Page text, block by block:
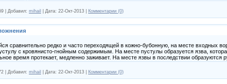
Добавил: mihail Дата: 22-Окт-2013 Комментарии (0)
сравнительно редко и часто переходящей в кожно-бубонную, на месте входных
с кровянисто-гнойным содержимым. На месте пустулы образуется язва,
время протекает, медленно заживает. На месте язвы в последствии образуются
Добавил: mihail Дата: 22-Окт-2013 Комментарии (0)